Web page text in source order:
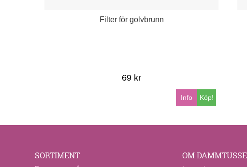
Filter för golvbrunn
69 kr
Köp!
Info
SORTIMENT OM